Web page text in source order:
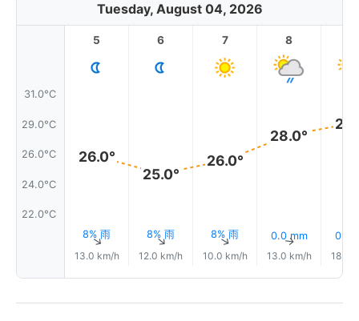
Tuesday, August 04, 2026
31.0°C
29.0°C
26.0°C
24.0°C
22.0°C
5
26.0°
8% 雨
↑
13.0 km/h
6
25.0°
8% 雨
↑
12.0 km/h
7
26.0°
8% 雨
↑
10.0 km/h
8
28.0°
0.0 mm
↑
13.0 km/h
0.0
18.0